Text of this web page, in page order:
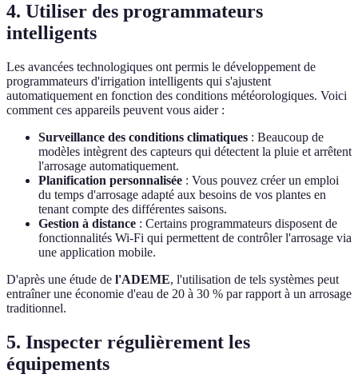
4. Utiliser des programmateurs
intelligents
Les avancées technologiques ont permis le développement de
programmateurs d'irrigation intelligents qui s'ajustent
automatiquement en fonction des conditions météorologiques. Voici
comment ces appareils peuvent vous aider :
Surveillance des conditions climatiques : Beaucoup de
modèles intègrent des capteurs qui détectent la pluie et arrêtent
l'arrosage automatiquement.
Planification personnalisée : Vous pouvez créer un emploi
du temps d'arrosage adapté aux besoins de vos plantes en
tenant compte des différentes saisons.
Gestion à distance : Certains programmateurs disposent de
fonctionnalités Wi-Fi qui permettent de contrôler l'arrosage via
une application mobile.
D'après une étude de l'ADEME, l'utilisation de tels systèmes peut
entraîner une économie d'eau de 20 à 30 % par rapport à un arrosage
traditionnel.
5. Inspecter régulièrement les
équipements